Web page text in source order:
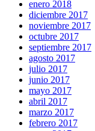
enero 2018
diciembre 2017
noviembre 2017
octubre 2017
septiembre 2017
agosto 2017
julio 2017
junio 2017
mayo 2017
abril 2017
marzo 2017
febrero 2017